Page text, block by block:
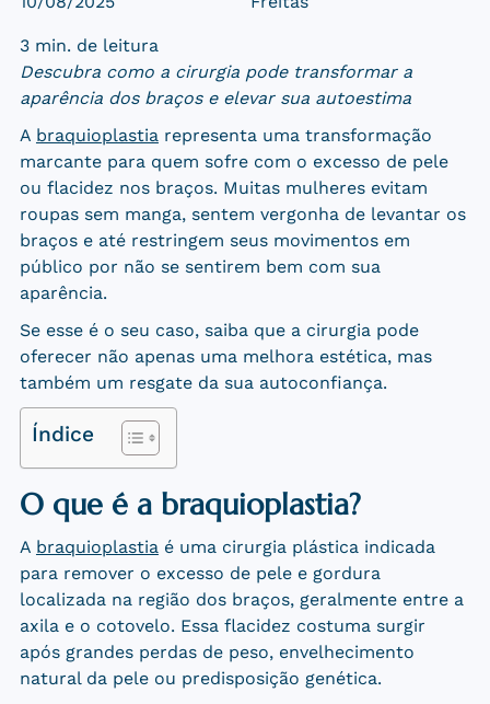
3 min. de leitura
Descubra como a cirurgia pode transformar a
aparência dos braços e elevar sua autoestima
A braquioplastiarepresenta uma transformação
marcante para quem sofre com o excesso de pele
ou flacidez nos braços. Muitas mulheres evitam
roupas sem manga, sentem vergonha de levantar os
braços e até restringem seus movimentos em
público por não se sentirem bem com sua
aparência.
Se esse é o seu caso, saiba que a cirurgia pode
oferecer não apenas uma melhora estética, mas
também um resgate da sua autoconfiança.
Índice
O que é a braquioplastia?
A braquioplastiaé uma cirurgia plástica indicada
para remover o excesso de pele e gordura
localizada na região dos braços, geralmente entre a
axila e o cotovelo. Essa flacidez costuma surgir
após grandes perdas de peso, envelhecimento
natural da pele ou predisposição genética.